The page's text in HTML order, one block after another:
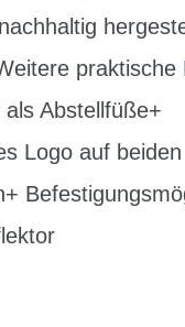
praktische
Abstellfüße+
Logo auf beiden